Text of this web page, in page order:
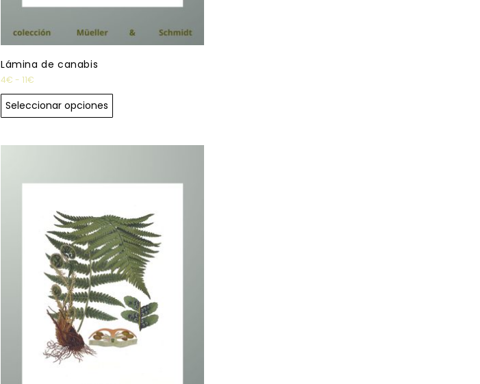
Lámina de canabis
4€ - 11€
Seleccionar opciones